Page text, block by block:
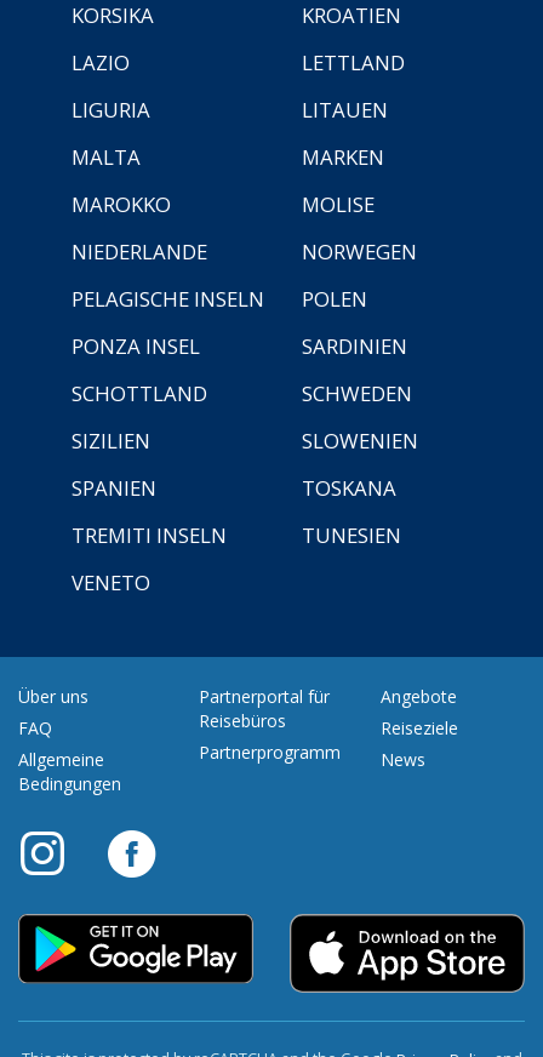
KORSIKA
KROATIEN
LAZIO
LETTLAND
LIGURIA
LITAUEN
MALTA
MARKEN
MAROKKO
MOLISE
NIEDERLANDE
NORWEGEN
PELAGISCHE INSELN
POLEN
PONZA INSEL
SARDINIEN
SCHOTTLAND
SCHWEDEN
SIZILIEN
SLOWENIEN
SPANIEN
TOSKANA
TREMITI INSELN
TUNESIEN
VENETO
Über uns
FAQ
Allgemeine
Bedingungen
Partnerportal für
Reisebüros
Partnerprogramm
Angebote
Reiseziele
News